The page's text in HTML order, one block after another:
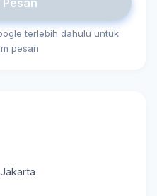
terlebih dahulu untuk
pesan